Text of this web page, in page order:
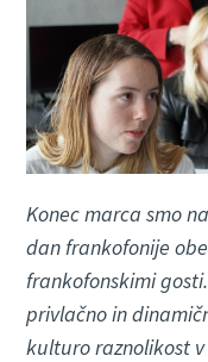
Konec marca smo
dan frankofonije
frankofonskimi
privlačno in
kulturo raznolikost